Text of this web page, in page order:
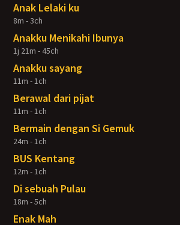
Anak Lelaki ku
8m - 3ch
Anakku Menikahi Ibunya
1j 21m - 45ch
Anakku sayang
11m - 1ch
Berawal dari pijat
11m - 1ch
Bermain dengan Si Gemuk
24m - 1ch
BUS Kentang
12m - 1ch
Di sebuah Pulau
18m - 5ch
Enak Mah